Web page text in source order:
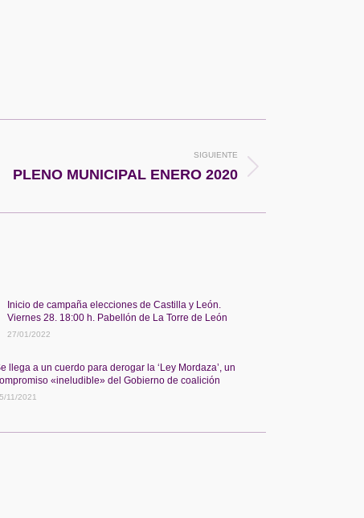
SIGUIENTE
PLENO MUNICIPAL ENERO 2020
Inicio de campaña elecciones de Castilla y León.
Viernes 28. 18:00 h. Pabellón de La Torre de León
27/01/2022
llega a un cuerdo para derogar la ‘Ley Mordaza’, un
«ineludible» del Gobierno de coalición
11/2021